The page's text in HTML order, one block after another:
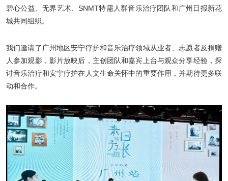
碧心公益、无界艺术、SNMT特需人群音乐治疗团队和广州日报新花
城共同组织。
我们邀请了广州地区安宁疗护和音乐治疗领域从业者、志愿者及捐赠
人参加观影，影片放映后，主创团队和嘉宾上台与观众分享经验，探
讨音乐治疗和安宁疗护在人文生命关怀中的重要作用，并期待更多联
动和合作。